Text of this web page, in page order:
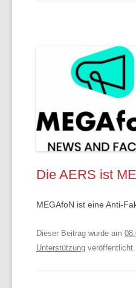
Die AERS ist
MEGAfoN ist eine Anti-
Dieser Beitrag wurde am
Unterstützung veröffentlicht.